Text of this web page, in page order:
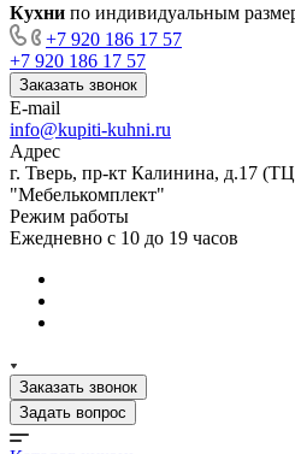
Кухни по индивидуальным
+7 920 186 17 57
+7 920 186 17 57
Заказать звонок
E-mail
info@kupiti-kuhni.ru
Адрес
г. Тверь, пр-кт Калинина, д.17
"Мебелькомплект"
Режим работы
Ежедневно с 10 до 19 часов
Заказать звонок
Задать вопрос